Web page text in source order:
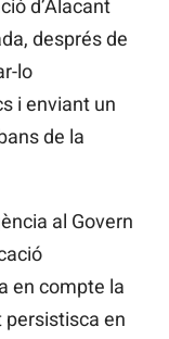
d’Alacant
després de
lo
i enviant un
de la
al Govern
en compte la
persistisca en